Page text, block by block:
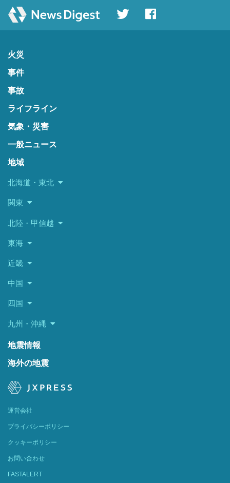
火災
事件
事故
ライフライン
気象・災害
一般ニュース
地域
北海道・東北
関東
北陸・甲信越
東海
近畿
中国
四国
九州・沖縄
地震情報
海外の地震
運営会社
プライバシーポリシー
クッキーポリシー
お問い合わせ
FASTALERT